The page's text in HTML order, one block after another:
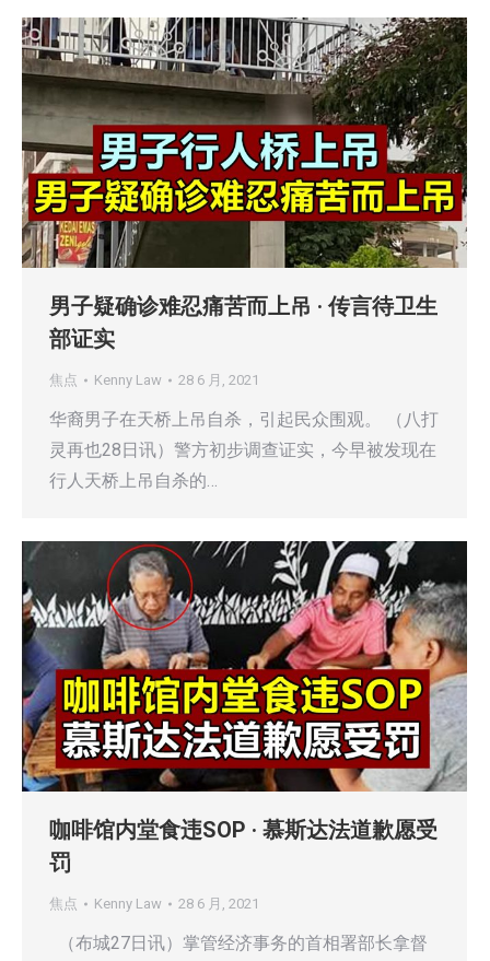
男子疑确诊难忍痛苦而上吊 · 传言待卫生
部证实
焦点 Kenny Law 28 6 月, 2021
华裔男子在天桥上吊自杀，引起民众围观。 （八打
灵再也28日讯）警方初步调查证实，今早被发现在
行人天桥上吊自杀的…
咖啡馆内堂食违SOP · 慕斯达法道歉愿受
罚
焦点 Kenny Law 28 6 月, 2021
（布城27日讯）掌管经济事务的首相署部长拿督